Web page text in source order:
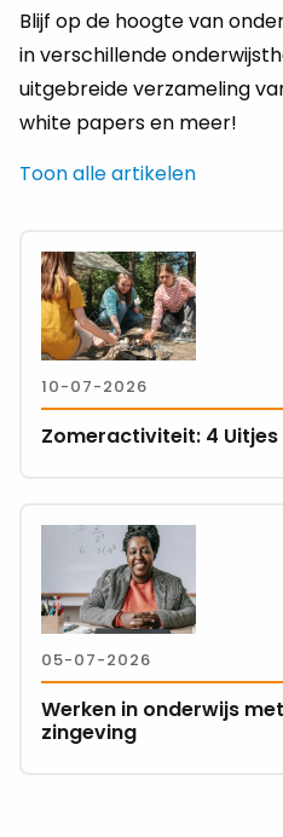
Blijf op de hoogte van
in verschillende
uitgebreide verzameling
white papers en meer!
Toon alle artikelen
10-07-2026
Zomeractiviteit: 4 Uitjes
Lees
meer
over
Zomeractiviteit:
Uitjes
eigen
05-07-2026
Werken in onderwijs
zingeving
Lees
Werken
onderwijs
met
werkgeluk